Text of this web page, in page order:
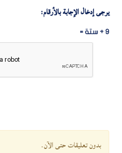
يرجى إدخال الإجابة بالأرقام:
9 + ستة =
بدون تعليقات حتى الآن.